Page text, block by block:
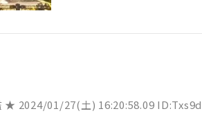
★ 2024/01/27(土) 16:20:58.09